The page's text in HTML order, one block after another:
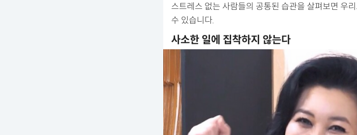
스트레스 없는 사람들의 공통된 습관을 살펴보면 우
수 있습니다.
사소한 일에 집착하지 않는다